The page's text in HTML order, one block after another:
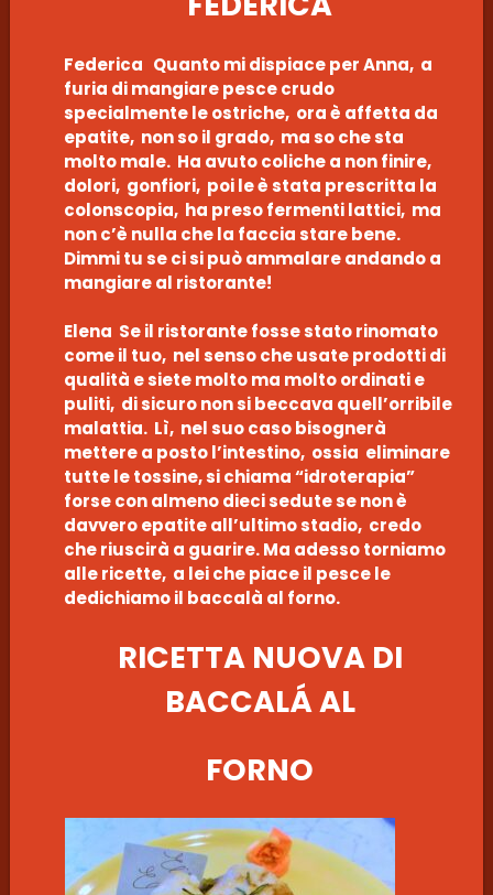
Federica Quanto mi dispiace per Anna, a
furia di mangiare pesce crudo
specialmente le ostriche, ora è affetta da
epatite, non so il grado, ma so che sta
molto male. Ha avuto coliche a non finire,
dolori, gonfiori, poi le è stata prescritta la
colonscopia, ha preso fermenti lattici, ma
non c’è nulla che la faccia stare bene.
Dimmi tu se ci si può ammalare andando a
mangiare al ristorante!
Elena Se il ristorante fosse stato rinomato
come il tuo, nel senso che usate prodotti di
qualità e siete molto ma molto ordinati e
puliti, di sicuro non si beccava quell’orribile
malattia. Lì, nel suo caso bisognerà
mettere a posto l’intestino, ossia eliminare
tutte le tossine, si chiama “idroterapia”
forse con almeno dieci sedute se non è
davvero epatite all’ultimo stadio, credo
che riuscirà a guarire. Ma adesso torniamo
alle ricette, a lei che piace il pesce le
dedichiamo il baccalà al forno.
RICETTA NUOVA DI
BACCALÁ AL
FORNO